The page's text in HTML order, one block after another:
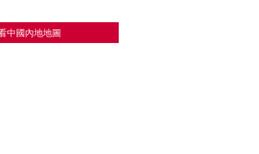
中國內地地圖